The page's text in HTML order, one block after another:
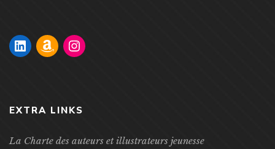
EXTRA LINKS
La Charte des auteurs et illustrateurs jeunesse